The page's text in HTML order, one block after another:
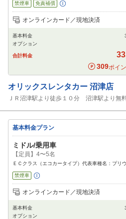
禁煙車 免責補償
追加可能オプション
（次画面で選択ができます）
ETC
オンラインカード／現地決済
基本料金
オプション
合計料金
309ポイ
オリックスレンタカー 沼津店
ＪＲ沼津駅より徒歩１０分 沼津駅より無
基本料金プラン
ミドル/乗用車
【定員】4〜5名
ＥＣクラス（エコカータイプ）代表車種名：プリ
禁煙車
追加可能オプション
（次画面で選択ができます）
カーナビ
オンラインカード／現地決済
基本料金
オプション